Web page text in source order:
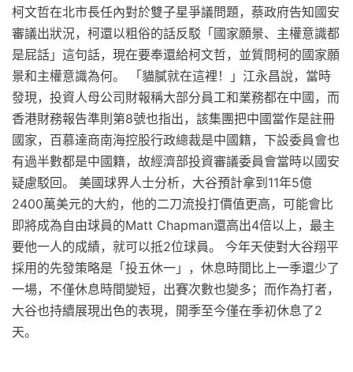
柯文哲在北市長任內對於雙子星爭議問題，蔡政府告知國安
審議出狀況，柯還以粗俗的話反駁「國家願景、主權意識都
是屁話」這句話，現在要奉還給柯文哲，並質問柯的國家願
景和主權意識為何。 「貓膩就在這裡！」江永昌說，當時
發現，投資人母公司財報稱大部分員工和業務都在中國，而
香港財務報告準則第8號也指出，該集團把中國當作是註冊
國家，百慕達商南海控股行政總裁是中國籍，下設委員會也
有過半數都是中國籍，故經濟部投資審議委員會當時以國安
疑慮駁回。 美國球界人士分析，大谷預計拿到11年5億
2400萬美元的大約，他的二刀流投打價值更高，可能會比
即將成為自由球員的Matt Chapman還高出4倍以上，最主
要他一人的成績，就可以抵2位球員。 今年天使對大谷翔平
採用的先發策略是「投五休一」，休息時間比上一季還少了
一場，不僅休息時間變短，出賽次數也變多；而作為打者，
大谷也持續展現出色的表現，開季至今僅在季初休息了2
天。